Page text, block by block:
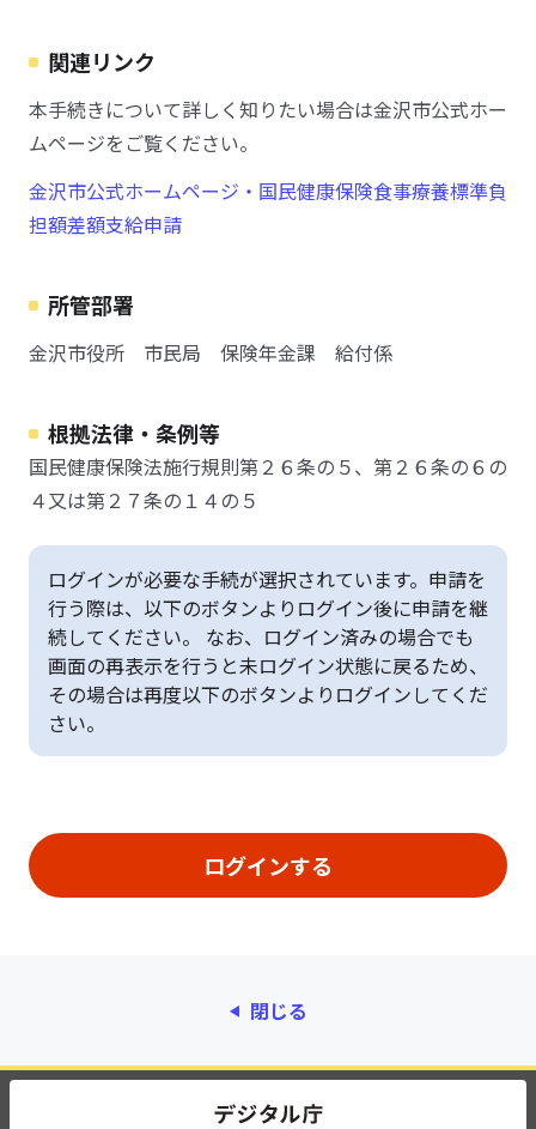
関連リンク
本手続きについて詳しく知りたい場合は金沢市公式ホー
ムページをご覧ください。
金沢市公式ホームページ・国民健康保険食事療養標準負
担額差額支給申請
所管部署
金沢市役所 市民局 保険年金課 給付係
根拠法律・条例等
国民健康保険法施行規則第２６条の５、第２６条の６の
４又は第２７条の１４の５
ログインが必要な手続が選択されています。申請を
行う際は、以下のボタンよりログイン後に申請を継
続してください。 なお、ログイン済みの場合でも
画面の再表示を行うと未ログイン状態に戻るため、
その場合は再度以下のボタンよりログインしてくだ
さい。
閉じる